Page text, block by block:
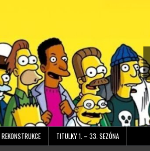
REKONSTRUKCE TITULKY 1. – 33. SEZÓNA